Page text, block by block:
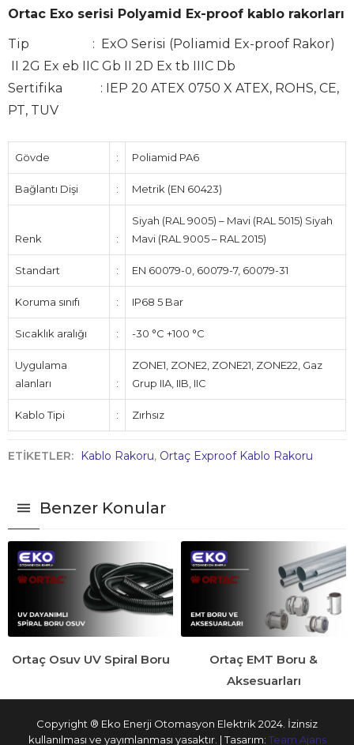
Ortac Exo serisi Polyamid Ex-proof kablo rakorları
Tip : ExO Serisi (Poliamid Ex-proof Rakor)
II 2G Ex eb IIC Gb II 2D Ex tb IIIC Db
Sertifika : IEP 20 ATEX 0750 X ATEX, ROHS, CE,
PT, TUV
Gövde : Poliamid PA6
Bağlantı Dişi : Metrik (EN 60423)
Renk :
Siyah (RAL 9005) – Mavi (RAL 5015) Siyah
Mavi (RAL 9005 – RAL 2015)
Standart : EN 60079-0, 60079-7, 60079-31
Koruma sınıfı : IP68 5 Bar
Sıcaklık aralığı : -30 °C +100 °C
Uygulama
alanları
:
ZONE1, ZONE2, ZONE21, ZONE22, Gaz
Grup IIA, IIB, IIC
Kablo Tipi : Zırhsız
ETİKETLER: Kablo Rakoru, Ortaç Exproof Kablo Rakoru
Benzer Konular
Ortaç Osuv UV Spiral Boru
Ortaç EMT Boru &
Aksesuarları
Copyright ® Eko Enerji Otomasyon Elektrik 2024. İzinsiz
kullanılması ve yayımlanması yasaktır. | Tasarım: Team Ajans